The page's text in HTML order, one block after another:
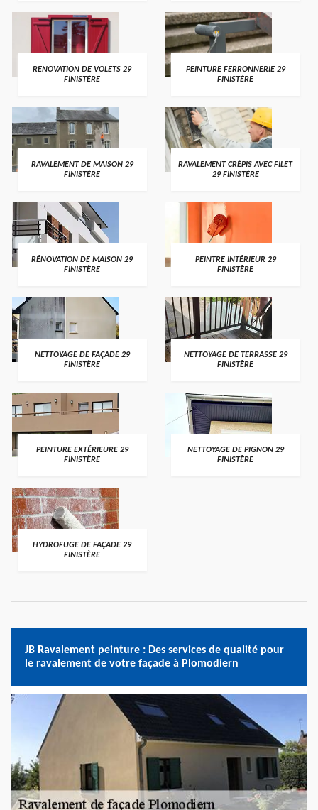
RENOVATION DE VOLETS 29
FINISTÈRE
PEINTURE FERRONNERIE 29
FINISTÈRE
RAVALEMENT DE MAISON 29
FINISTÈRE
RAVALEMENT CRÉPIS AVEC FILET
29 FINISTÈRE
RÉNOVATION DE MAISON 29
FINISTÈRE
PEINTRE INTÉRIEUR 29
FINISTÈRE
NETTOYAGE DE FAÇADE 29
FINISTÈRE
NETTOYAGE DE TERRASSE 29
FINISTÈRE
PEINTURE EXTÉRIEURE 29
FINISTÈRE
NETTOYAGE DE PIGNON 29
FINISTÈRE
HYDROFUGE DE FAÇADE 29
FINISTÈRE
JB Ravalement peinture : Des services de qualité pour
le ravalement de votre façade à Plomodiern